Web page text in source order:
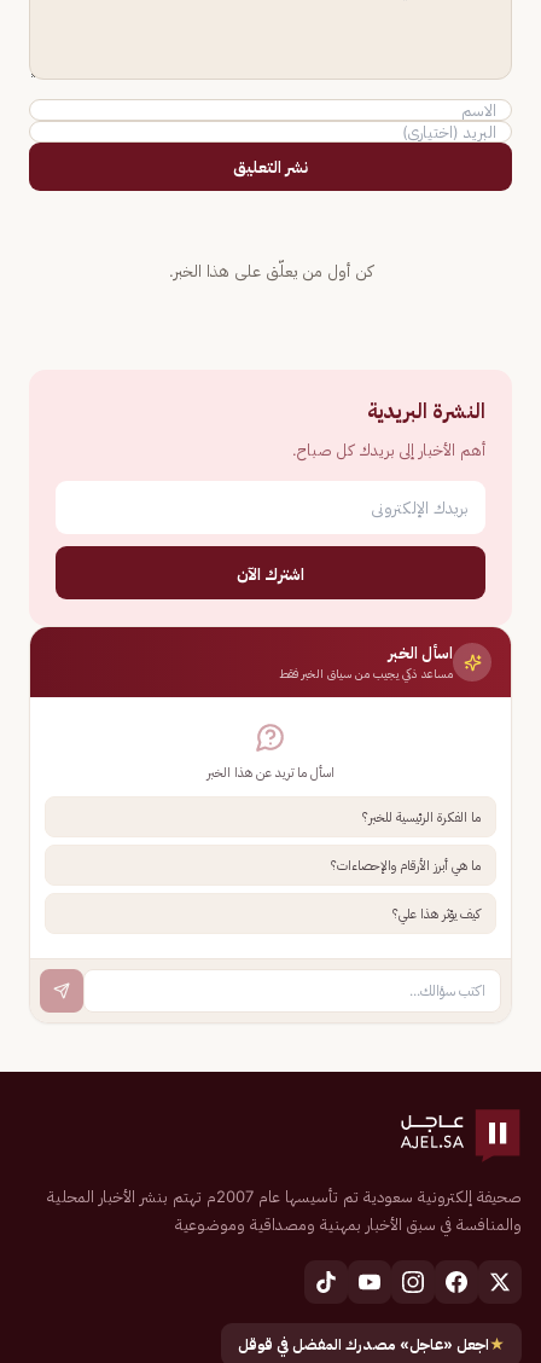
نشر التعليق
كن أول من يعلّق على هذا الخبر.
النشرة البريدية
أهم الأخبار إلى بريدك كل صباح.
اشترك الآن
اسأل الخبر
مساعد ذكي يجيب من سياق الخبر فقط
اسأل ما تريد عن هذا الخبر
ما الفكرة الرئيسية للخبر؟
ما هي أبرز الأرقام والإحصاءات؟
كيف يؤثر هذا علي؟
صحيفة إلكترونية سعودية تم تأسيسها عام 2007م تهتم بنشر الأخبار المحلية
والمنافسة في سبق الأخبار بمهنية ومصداقية وموضوعية
★اجعل «عاجل» مصدرك المفضل في قوقل